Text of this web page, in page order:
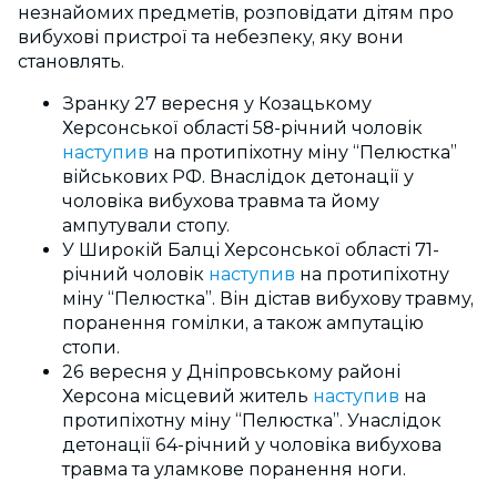
незнайомих предметів, розповідати дітям про
вибухові пристрої та небезпеку, яку вони
становлять.
Зранку 27 вересня у Козацькому
Херсонської області 58-річний чоловік
наступив на протипіхотну міну “Пелюстка”
військових РФ. Внаслідок детонації у
чоловіка вибухова травма та йому
ампутували стопу.
У Широкій Балці Херсонської області 71-
річний чоловік наступив на протипіхотну
міну “Пелюстка”. Він дістав вибухову травму,
поранення гомілки, а також ампутацію
стопи.
26 вересня у Дніпровському районі
Херсона місцевий житель наступив на
протипіхотну міну “Пелюстка”. Унаслідок
детонації 64-річний у чоловіка вибухова
травма та уламкове поранення ноги.